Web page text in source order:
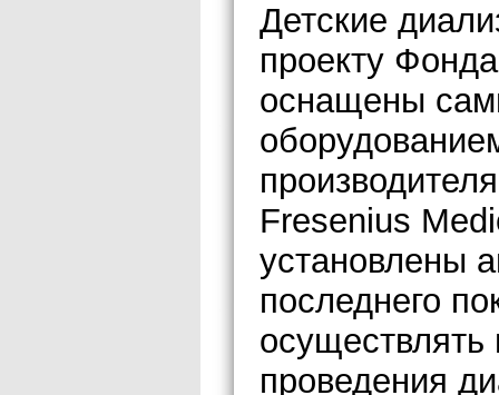
Детские
проекту
оснащены
Fresenius
установлены
последнего
проведения